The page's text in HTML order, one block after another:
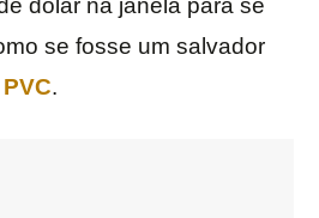
dólar na janela para se
se fosse um salvador
PVC.